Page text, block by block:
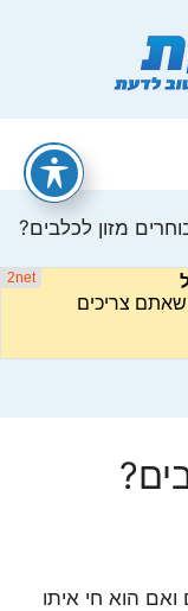
מזון לכלבים?
הוא חי איתו